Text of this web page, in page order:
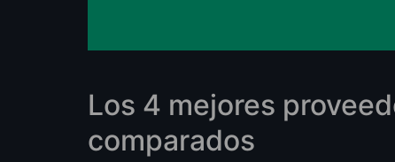
Registro de actualización
Los 4 mejores
comparados